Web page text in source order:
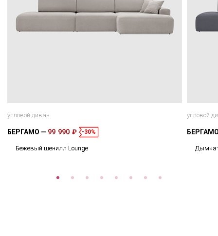
угловой диван
БЕРГАМО 99 990 ₽ -30%
Бежевый шенилл Lounge
угловой